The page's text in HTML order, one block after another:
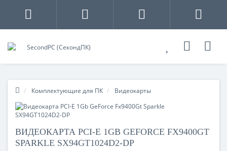
Комплектующие для ПК Видеокарты
ВИДЕОКАРТА PCI-E 1GB GEFORCE FX9400GT
SPARKLE SX94GT1024D2-DP